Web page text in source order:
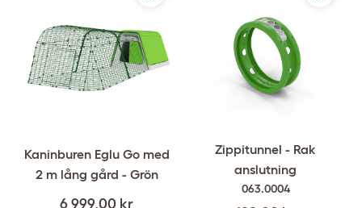
Kaninburen Eglu Go med
2 m lång gård - Grön
6 999,00 kr
Zippitunnel - Rak
anslutning
063.0004